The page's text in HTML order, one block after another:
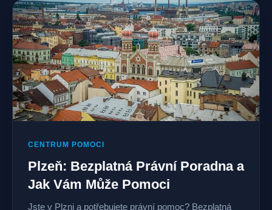
CENTRUM POMOCI
Plzeň: Bezplatná Právní Poradna a
Jak Vám Může Pomoci
Jste v Plzni a potřebujete právní pomoc? Bezplatná